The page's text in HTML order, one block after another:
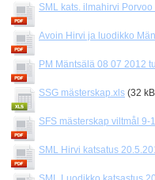
SML kats. ilmahirvi Porvoo
Avoin Hirvi ja luodikko
PM Mäntsälä 08 07 2012
SSG mästerskap.xls (32
SFS mästerskap viltmål 9-
SML Hirvi katsatus